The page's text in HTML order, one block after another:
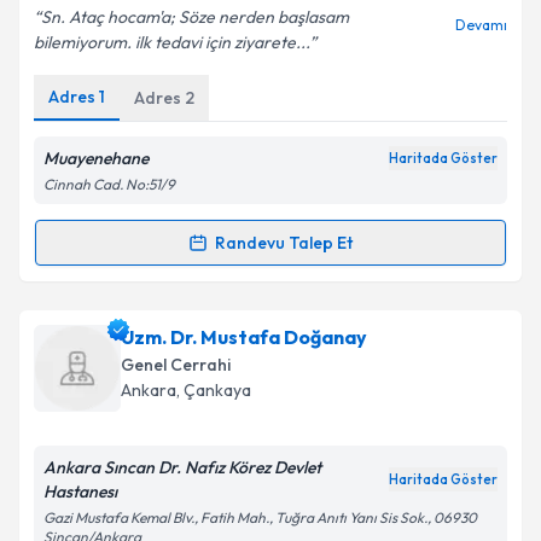
Kişisel verilerimin işlenmesine ilişkin
Metni'ni okudum ve kişisel verilerimin belirtilen
kapsamda işlenmesini kabul ediyorum.
Takvim Talebini Gönder
Sn. Ataç hocam'a; Söze nerden başlasam
bilemiyorum. ilk tedavi için ziyarete...
Devamı
Adres 1 Adres 2
Muayenehane Haritada Göster
Cinnah Cad. No:51/9
Randevu Talep Et
Randevu Takvimi Talebi
Prof. Dr. Ataç Baykaliçin randevu takvimi talebi
oluşturun. Size bu uzmandan randevu almanız için bir
takvim hazırlandığında e-posta ile bilgilendireceğiz.
Uzm. Dr. Mustafa Doğanay
Genel Cerrahi
Ankara, Çankaya
Ankara Sıncan Dr. Nafız Körez Devlet
Hastanesı
Haritada Göster
Gazi Mustafa Kemal Blv., Fatih Mah., Tuğra Anıtı Yanı Sis Sok., 06930
Sincan/Ankara